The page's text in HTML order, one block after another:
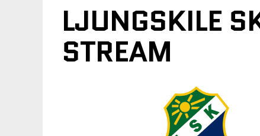
LJUNGSKILE
STREAM